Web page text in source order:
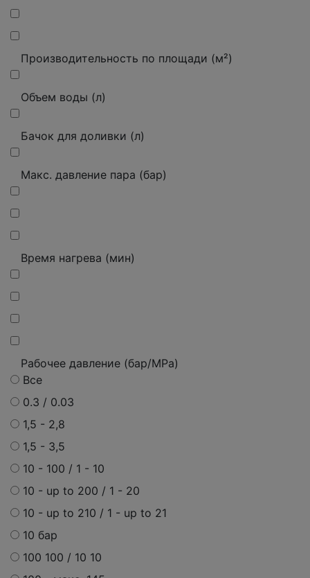
Производительность по площади (м²)
Объем воды (л)
Бачок для доливки (л)
Макс. давление пара (бар)
Время нагрева (мин)
Рабочее давление (бар/MPa)
Все
0.3 / 0.03
1,5 - 2,8
1,5 - 3,5
10 - 100 / 1 - 10
10 - up to 200 / 1 - 20
10 - up to 210 / 1 - up to 21
10 бар
100 100 / 10 10